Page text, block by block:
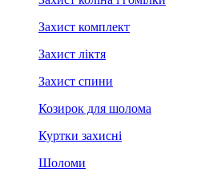
Захист комплект
Захист ліктя
Захист спини
Козирок для шолома
Куртки захисні
Шоломи